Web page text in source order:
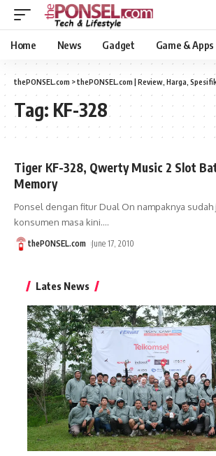
Home News Gadget Game & Apps
thePONSEL.com >thePONSEL.com | Review, Harga,
Tag: KF-328
Tiger KF-328, Qwerty Music 2 Slot
Memory
Ponsel dengan fitur Dual On nampaknya sudah
konsumen masa kini.…
thePONSEL.com June 17, 2010
Lates News